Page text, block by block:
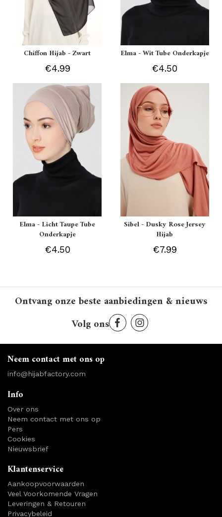
Chiffon Hijab - Zwart
€4.99
Elma - Wit Tube Onderkapje
€4.50
Elma - Licht Taupe Tube
Onderkapje
€4.50
Sibel - Dusky Rose Jersey
Hijab
€7.99
Ontvang onze beste aanbiedingen & nieuws
Volg ons
Neem contact met ons op
info@hijabfactory.com
Info
Over ons
Neem contact met ons op
Pers
Cookies
Nieuwsbrief
Klantenservice
Aankoopvoorwaarden
Veel Voorkomende Vragen
Leveringen & Retouren
Privacybeleid